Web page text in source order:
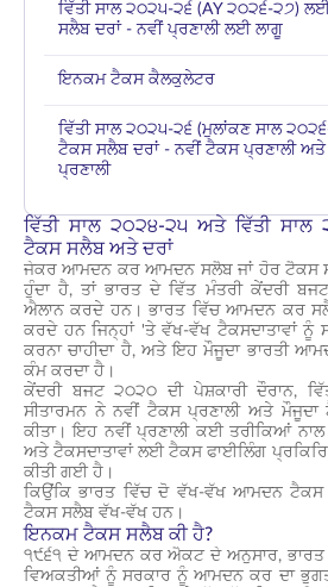
ਵਿੱਤੀ ਸਾਲ ੨੦੨੫-੨੬ (AY ੨੦੨੬-੨੭)
ਸਲੈਬ ਦਰਾਂ - ਨਵੀਂ ਪ੍ਰਣਾਲੀ ਲਈ ਲਾਗੂ
ਇਨਕਮ ਟੈਕਸ ਕੈਲਕੁਲੇਟਰ
ਵਿੱਤੀ ਸਾਲ ੨੦੨੫-੨੬ (ਮੁਲਾਂਕਣ ਸਾਲ
ਟੈਕਸ ਸਲੈਬ ਦਰਾਂ - ਨਵੀਂ ਟੈਕਸ ਪ੍ਰਣਾਲੀ ਅਤੇ
ਪ੍ਰਣਾਲੀ
ਵਿੱਤੀ ਸਾਲ ੨੦੨੪-੨੫ ਅਤੇ ਵਿੱਤੀ
ਟੈਕਸ ਸਲੈਬ ਅਤੇ ਦਰਾਂ
ਜੇਕਰ ਆਮਦਨ ਕਰ ਆਮਦਨ ਸਲੈਬ ਜਾਂ ਹੋਰ ਟੈਕਸ
ਹੁੰਦਾ ਹੈ, ਤਾਂ ਭਾਰਤ ਦੇ ਵਿੱਤ ਮੰਤਰੀ ਕੇਂਦਰੀ
ਐਲਾਨ ਕਰਦੇ ਹਨ। ਭਾਰਤ ਵਿੱਚ ਆਮਦਨ ਕਰ
ਕਰਦੇ ਹਨ ਜਿਨ੍ਹਾਂ 'ਤੇ ਵੱਖ-ਵੱਖ ਟੈਕਸਦਾਤਾਵਾਂ
ਕਰਨਾ ਚਾਹੀਦਾ ਹੈ, ਅਤੇ ਇਹ ਮੌਜੂਦਾ ਭਾਰਤੀ
ਕੰਮ ਕਰਦਾ ਹੈ।
ਕੇਂਦਰੀ ਬਜਟ ੨੦੨੦ ਦੀ ਪੇਸ਼ਕਾਰੀ ਦੌਰਾਨ,
ਸੀਤਾਰਮਨ ਨੇ ਨਵੀਂ ਟੈਕਸ ਪ੍ਰਣਾਲੀ ਅਤੇ
ਕੀਤਾ। ਇਹ ਨਵੀਂ ਪ੍ਰਣਾਲੀ ਕਈ ਤਰੀਕਿਆਂ ਨਾਲ
ਅਤੇ ਟੈਕਸਦਾਤਾਵਾਂ ਲਈ ਟੈਕਸ ਫਾਈਲਿੰਗ
ਕੀਤੀ ਗਈ ਹੈ।
ਕਿਉਂਕਿ ਭਾਰਤ ਵਿੱਚ ਦੋ ਵੱਖ-ਵੱਖ ਆਮਦਨ
ਟੈਕਸ ਸਲੈਬ ਵੱਖ-ਵੱਖ ਹਨ।
ਇਨਕਮ ਟੈਕਸ ਸਲੈਬ ਕੀ ਹੈ?
੧੯੬੧ ਦੇ ਆਮਦਨ ਕਰ ਐਕਟ ਦੇ ਅਨੁਸਾਰ, ਭਾਰਤ
ਵਿਅਕਤੀਆਂ ਨੂੰ ਸਰਕਾਰ ਨੂੰ ਆਮਦਨ ਕਰ ਦਾ